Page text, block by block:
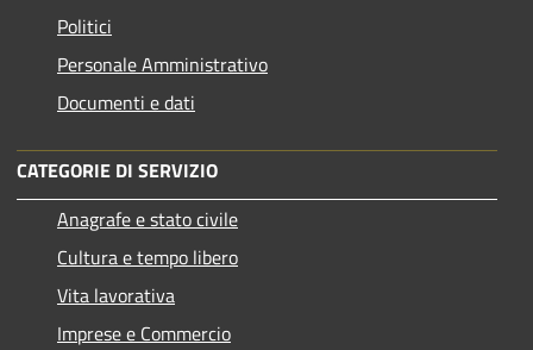
Politici
Personale Amministrativo
Documenti e dati
CATEGORIE DI SERVIZIO
Anagrafe e stato civile
Cultura e tempo libero
Vita lavorativa
Imprese e Commercio